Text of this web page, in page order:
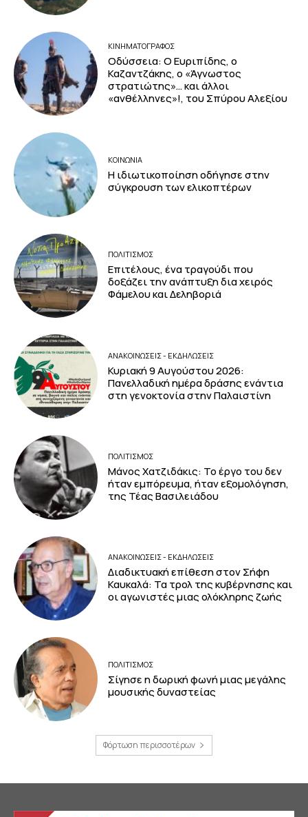
ΚΙΝΗΜΑΤΟΓΡΆΦΟΣ
Οδύσσεια: Ο Ευριπίδης, ο
Καζαντζάκης, ο «Άγνωστος
στρατιώτης»… και άλλοι
«ανθέλληνες»!, του Σπύρου Αλεξίου
ΚΟΙΝΩΝΙΑ
Η ιδιωτικοποίηση οδήγησε στην
σύγκρουση των ελικοπτέρων
ΠΟΛΙΤΙΣΜΟΣ
Επιτέλους, ένα τραγούδι που
δοξάζει την ανάπτυξη δια χειρός
Φάμελου και Δεληβοριά
ΑΝΑΚΟΙΝΩΣΕΙΣ - ΕΚΔΗΛΩΣΕΙΣ
Κυριακή 9 Αυγούστου 2026:
Πανελλαδική ημέρα δράσης ενάντια
στη γενοκτονία στην Παλαιστίνη
ΠΟΛΙΤΙΣΜΟΣ
Μάνος Χατζιδάκις: Το έργο του δεν
ήταν εμπόρευμα, ήταν εξομολόγηση,
της Τέας Βασιλειάδου
ΑΝΑΚΟΙΝΩΣΕΙΣ - ΕΚΔΗΛΩΣΕΙΣ
Διαδικτυακή επίθεση στον Σήφη
Καυκαλά: Τα τρολ της κυβέρνησης και
οι αγωνιστές μιας ολόκληρης ζωής
ΠΟΛΙΤΙΣΜΟΣ
Σίγησε η δωρική φωνή μιας μεγάλης
μουσικής δυναστείας
Φόρτωση περισσοτέρων